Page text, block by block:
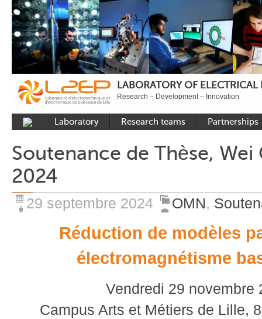
LABORATORY OF
Research – Development – Innovation
Laboratory
Developments
Plateformes
Reputation
Recruitment
Publications
Research teams
Power Electronics
Power System
Partnerships
International
Soutenance de Thèse, Wei
2024
29 septembre 2024 OMN,
Réduction de modèles
électromagnétisme
Vendredi 29 novembre
Campus Arts et Métiers de Lille,